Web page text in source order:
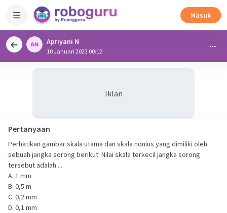
Masuk
Apriyani N
10 Januari 2023 00:12
Iklan
Pertanyaan
Perhatikan gambar skala utama dan skala nonius yang dimiliki oleh
sebuah jangka sorong berikut! Nilai skala terkecil jangka sorong
tersebut adalah....
A. 1 mm
B. 0,5 m
C. 0,2 mm
D. 0,1 mm